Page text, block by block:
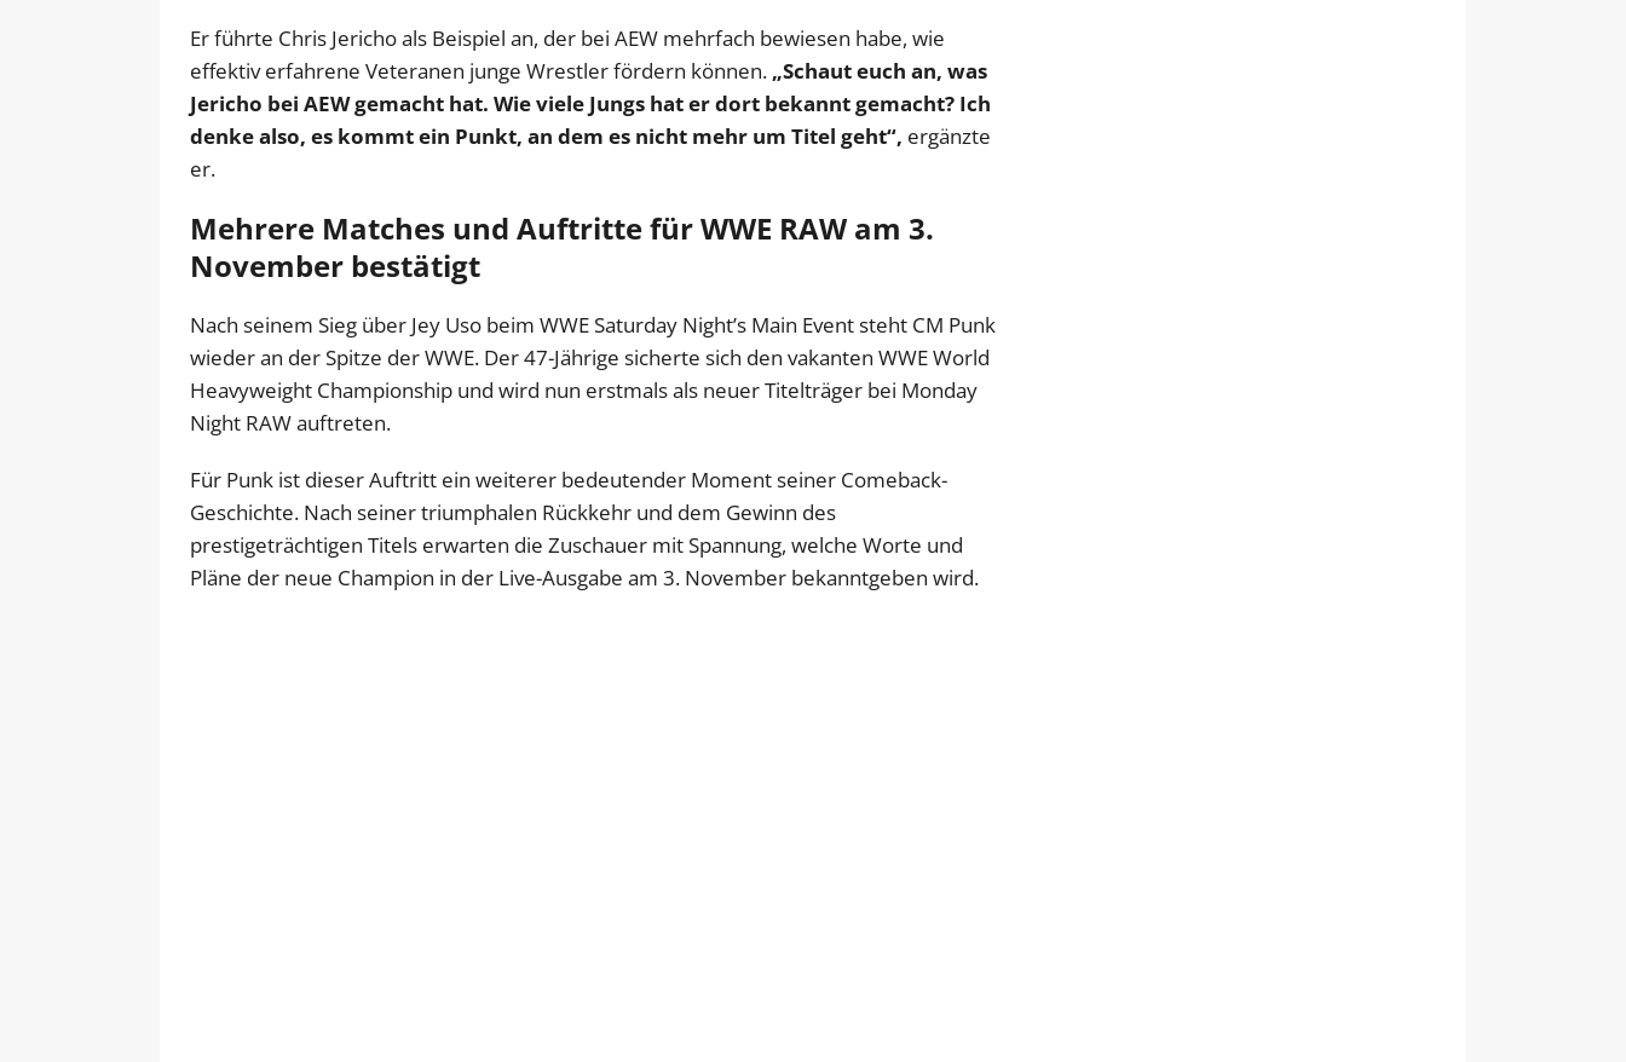
Er führte Chris Jericho als Beispiel an, der bei AEW mehrfach bewiesen habe, wie
effektiv erfahrene Veteranen junge Wrestler fördern können. „Schaut euch an, was
Jericho bei AEW gemacht hat. Wie viele Jungs hat er dort bekannt gemacht? Ich
denke also, es kommt ein Punkt, an dem es nicht mehr um Titel geht“, ergänzte
er.
Mehrere Matches und Auftritte für WWE RAW am 3.
November bestätigt
Nach seinem Sieg über Jey Uso beim WWE Saturday Night’s Main Event steht CM Punk
wieder an der Spitze der WWE. Der 47-Jährige sicherte sich den vakanten WWE World
Heavyweight Championship und wird nun erstmals als neuer Titelträger bei Monday
Night RAW auftreten.
Für Punk ist dieser Auftritt ein weiterer bedeutender Moment seiner Comeback-
Geschichte. Nach seiner triumphalen Rückkehr und dem Gewinn des
prestigeträchtigen Titels erwarten die Zuschauer mit Spannung, welche Worte und
Pläne der neue Champion in der Live-Ausgabe am 3. November bekanntgeben wird.